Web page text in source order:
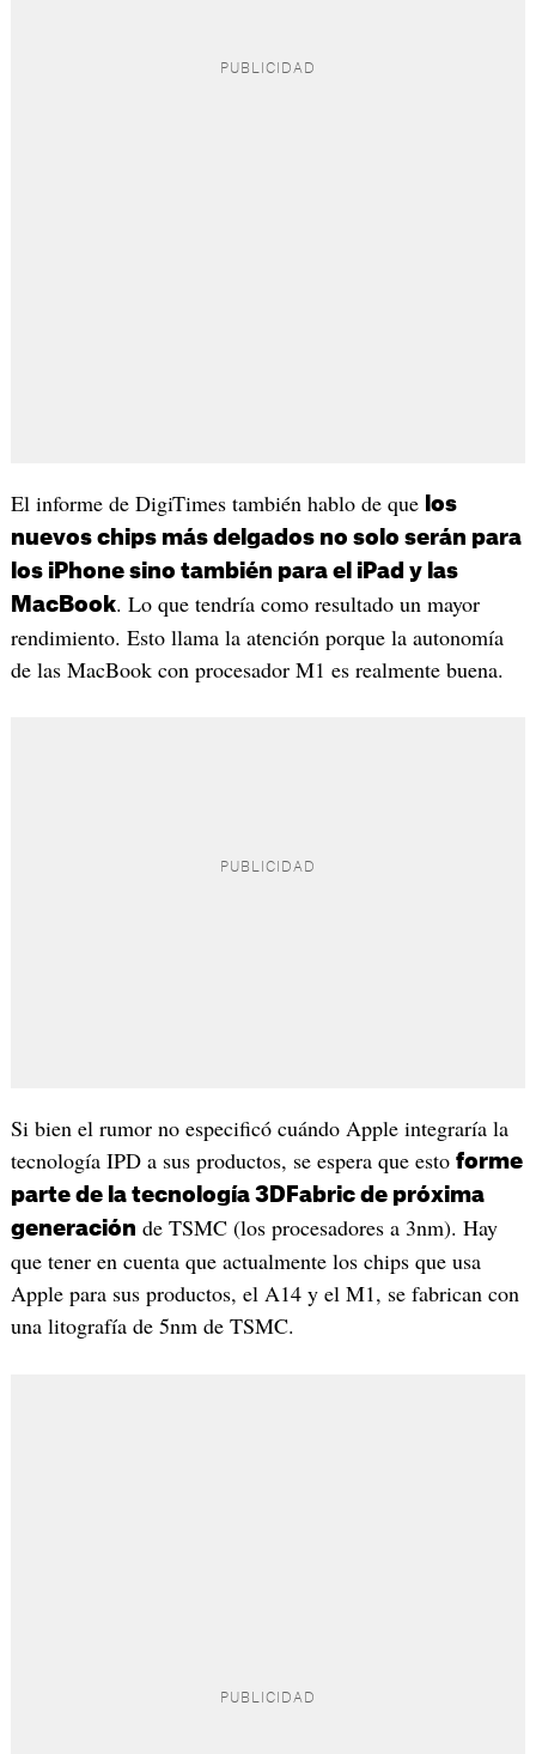
El informe de DigiTimes también hablo de que los
nuevos chips más delgados no solo serán para
los iPhone sino también para el iPad y las
MacBook. Lo que tendría como resultado un mayor
rendimiento. Esto llama la atención porque la autonomía
de las MacBook con procesador M1 es realmente buena.
Si bien el rumor no especificó cuándo Apple integraría la
tecnología IPD a sus productos, se espera que esto forme
parte de la tecnología 3DFabric de próxima
generación de TSMC (los procesadores a 3nm). Hay
que tener en cuenta que actualmente los chips que usa
Apple para sus productos, el A14 y el M1, se fabrican con
una litografía de 5nm de TSMC.